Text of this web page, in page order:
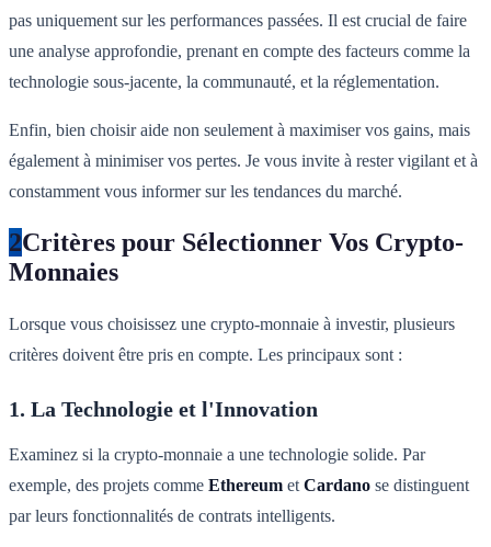
pas uniquement sur les performances passées. Il est crucial de faire
une analyse approfondie, prenant en compte des facteurs comme la
technologie sous-jacente, la communauté, et la réglementation.
Enfin, bien choisir aide non seulement à maximiser vos gains, mais
également à minimiser vos pertes. Je vous invite à rester vigilant et à
constamment vous informer sur les tendances du marché.
2Critères pour Sélectionner Vos Crypto-
Monnaies
Lorsque vous choisissez une crypto-monnaie à investir, plusieurs
critères doivent être pris en compte. Les principaux sont :
1. La Technologie et l'Innovation
Examinez si la crypto-monnaie a une technologie solide. Par
exemple, des projets comme Ethereum et Cardano se distinguent
par leurs fonctionnalités de contrats intelligents.